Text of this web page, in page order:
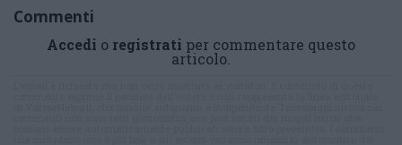
Commenti
Accedi o registrati per commentare questo
articolo.